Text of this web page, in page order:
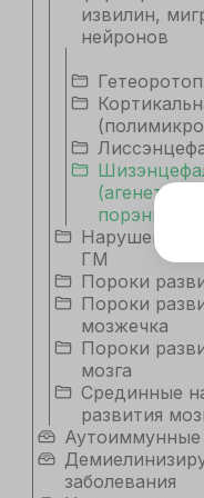
извилин,
нейронов
Нарушения
ГМ
Пороки
Пороки
мозжечка
Пороки
мозга
Срединные
развития
заболевания